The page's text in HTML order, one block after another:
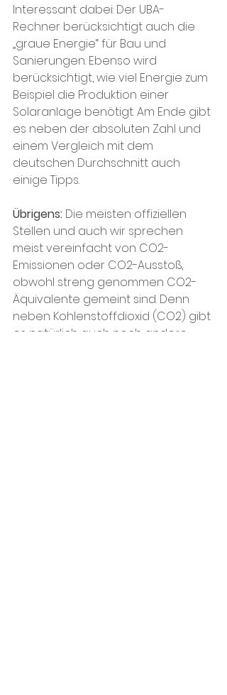
Interessant dabei: Der UBA-
Rechner berücksichtigt auch die
„graue Energie“ für Bau und
Sanierungen. Ebenso wird
berücksichtigt, wie viel Energie zum
Beispiel die Produktion einer
Solaranlage benötigt. Am Ende gibt
es neben der absoluten Zahl und
einem Vergleich mit dem
deutschen Durchschnitt auch
einige Tipps.
Übrigens: Die meisten offiziellen
Stellen und auch wir sprechen
meist vereinfacht von CO2-
Emissionen oder CO2-Ausstoß,
obwohl streng genommen CO2-
Äquivalente gemeint sind. Denn
neben Kohlenstoffdioxid (CO2) gibt
es natürlich auch noch andere